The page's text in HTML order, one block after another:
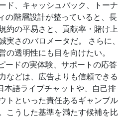
ド、キャッシュバック、トーナ
の階層設計が整っていると、長
約の平易さと、貢献率・賭け上
実さのバロメータだ。 さらに、
の透明性にも目を向けたい。
ードの実体験、サポートの応答
などは、広告よりも信頼できる
本語ライブチャットや、自己排
トといった責任あるギャンブル
こうした基準を満たす候補を比